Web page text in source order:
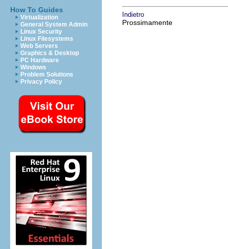
How To Guides
Virtualization
General System Admin
Linux Security
Linux Filesystems
Web Servers
Graphics & Desktop
PC Hardware
Windows
Problem Solutions
Privacy Policy
Indietro
Prossimamente